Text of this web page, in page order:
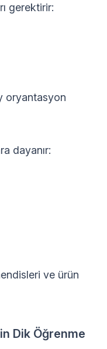
gerektirir:
oryantasyon
dayanır:
ve ürün
Dik Öğrenme